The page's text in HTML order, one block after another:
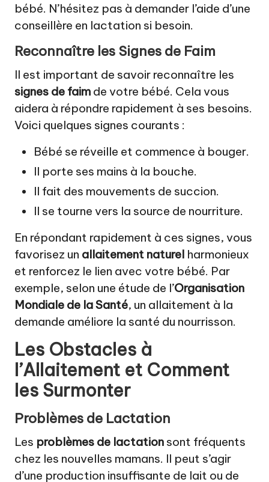
bébé. N’hésitez pas à demander l’aide d’une
conseillère en lactation si besoin.
Reconnaître les Signes de Faim
Il est important de savoir reconnaître les
signes de faim de votre bébé. Cela vous
aidera à répondre rapidement à ses besoins.
Voici quelques signes courants :
Bébé se réveille et commence à bouger.
Il porte ses mains à la bouche.
Il fait des mouvements de succion.
Il se tourne vers la source de nourriture.
En répondant rapidement à ces signes, vous
favorisez un allaitement naturel harmonieux
et renforcez le lien avec votre bébé. Par
exemple, selon une étude de l’Organisation
Mondiale de la Santé, un allaitement à la
demande améliore la santé du nourrisson.
Les Obstacles à
l’Allaitement et Comment
les Surmonter
Problèmes de Lactation
Les problèmes de lactation sont fréquents
chez les nouvelles mamans. Il peut s’agir
d’une production insuffisante de lait ou de